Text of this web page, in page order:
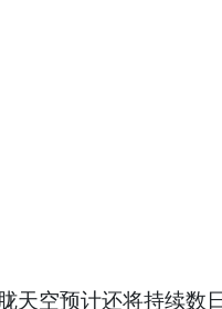
空预计还将持续